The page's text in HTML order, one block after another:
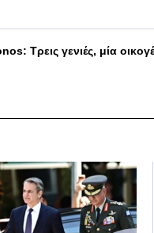
Τρεις γενιές, μία